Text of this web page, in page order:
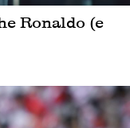
Ronaldo (e